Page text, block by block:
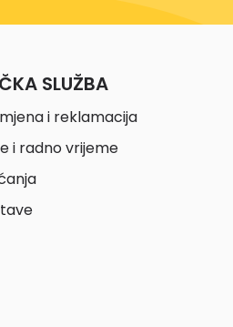
SLUŽBA
i reklamacija
i radno vrijeme